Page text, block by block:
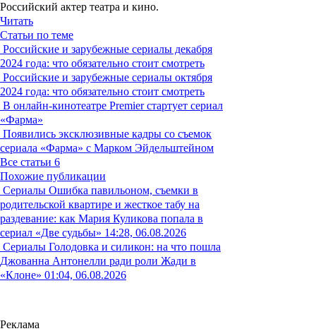
Российский актер театра и кино.
Читать
Статьи по теме
Российские и зарубежные сериалы декабря
2024 года: что обязательно стоит смотреть
Российские и зарубежные сериалы октября
2024 года: что обязательно стоит смотреть
В онлайн-кинотеатре Premier стартует сериал
«Фарма»
Появились эксклюзивные кадры со съемок
сериала «Фарма» с Марком Эйдельштейном
Все статьи 6
Похожие публикации
Сериалы Ошибка павильоном, съемки в
родительской квартире и жесткое табу на
раздевание: как Мария Куликова попала в
сериал «Две судьбы» 14:28, 06.08.2026
Сериалы Голодовка и силикон: на что пошла
Джованна Антонелли ради роли Жади в
«Клоне» 01:04, 06.08.2026
Реклама